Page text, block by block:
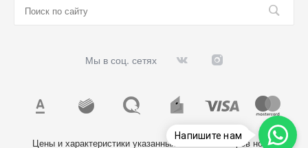
Мы в соц. сетях
Цены и характеристики указанных на сайте товаров носят
Напишите нам